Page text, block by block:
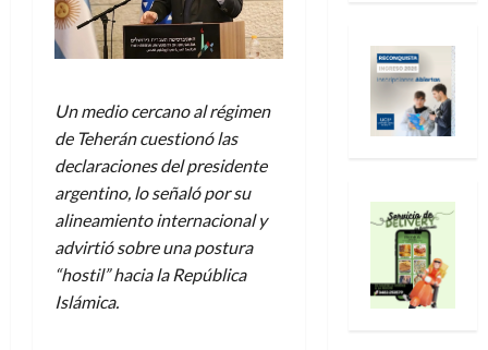
Un medio cercano al régimen
de Teherán cuestionó las
declaraciones del presidente
argentino, lo señaló por su
alineamiento internacional y
advirtió sobre una postura
“hostil” hacia la República
Islámica.